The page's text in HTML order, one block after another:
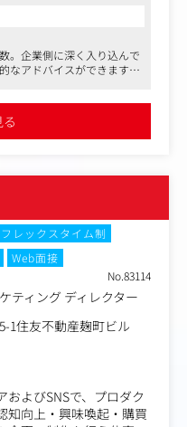
共有し、次の提案に活か
この商品を買いたい！」
立って考えられる想像力
案を提案
、演出についてのすり合
。企業側に深く入り込んで
なアドバイスができます
フレックスタイム制
Web面接
No.83114
ティング ディレクター
1住友不動産麹町ビル
よびSNSで、プロダク
知向上・興味喚起・購買